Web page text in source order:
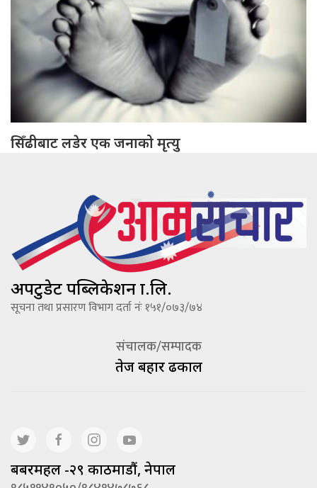
सिँढीबाट लडेर एक जनाको मृत्यु
अपटुडेट पब्लिकेशन प्रा.लि.
सूचना तथा प्रसारण विभाग दर्ता नंः १५१/०७३/७४
संचालक/सम्पादक
तेज बहादूर ढकाल
बबरमहल -२९ काठमाडौं, नेपाल